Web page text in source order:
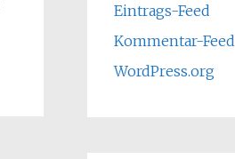
Eintrags-Feed
Kommentar-Feed
WordPress.org